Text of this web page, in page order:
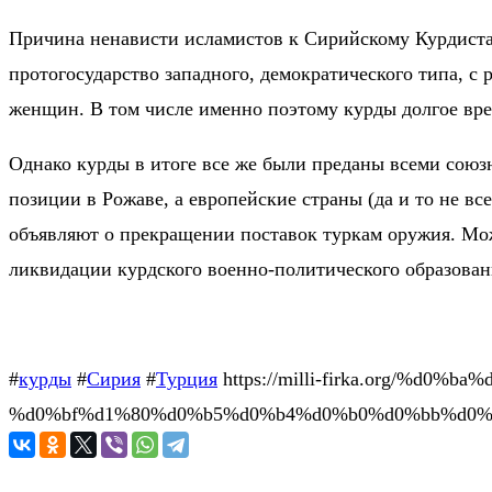
Причина ненависти исламистов к Сирийскому
протогосударство западного, демократического
женщин. В том числе именно поэтому курды долгое
Однако курды в итоге все же были преданы всеми
позиции в Рожаве, а европейские страны (да и то не
объявляют о прекращении поставок туркам оружия.
ликвидации курдского военно-политического
#курды #Сирия #Турция https://milli-firka.org/